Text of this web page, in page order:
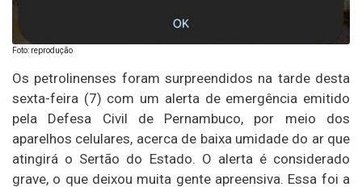
Foto: reprodução
Os petrolinenses foram surpreendidos na tarde desta
sexta-feira (7) com um alerta de emergência emitido
pela Defesa Civil de Pernambuco, por meio dos
aparelhos celulares, acerca de baixa umidade do ar que
atingirá o Sertão do Estado. O alerta é considerado
grave, o que deixou muita gente apreensiva. Essa foi a